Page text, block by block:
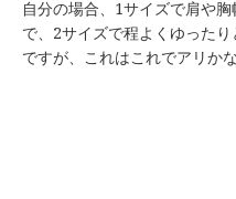
自分の場合、1サイズで肩や
で、2サイズで程よくゆった
ですが、これはこれでアリか